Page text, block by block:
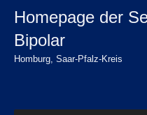
springen
Zum
springen
Homepage der
Bipolar
Homburg, Saar-Pfalz-Kreis